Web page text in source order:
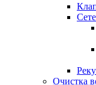
Очистка